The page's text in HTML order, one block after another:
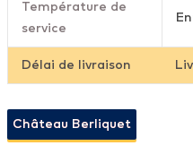
Température de
service
Délai de livraison
Château Berliquet